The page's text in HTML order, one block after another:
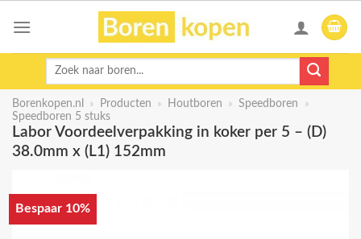
Zoeken
Borenkopen.nl » Producten » Houtboren » Speedboren
»
Speedboren 5 stuks
Labor Voordeelverpakking in koker per 5 – (D)
38.0mm x (L1) 152mm
Bespaar 10%